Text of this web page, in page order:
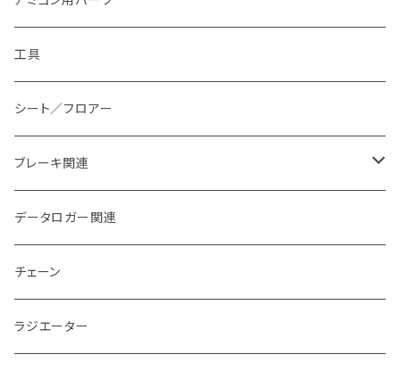
工具
シート／フロアー
ブレーキ関連
ブレーキパッド
ブレーキダクト
データロガー関連
チェーン
ラジエーター